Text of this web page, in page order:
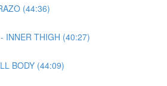
(44:36)
INNER THIGH (40:27)
BODY (44:09)